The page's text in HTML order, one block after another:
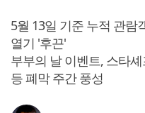
5월 13일 기준 누적 관람
열기 '후끈'
부부의 날 이벤트, 스타
등 폐막 주간 풍성